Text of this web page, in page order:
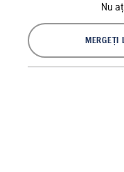
Nu
MERGEȚI